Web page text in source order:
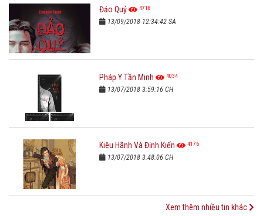
Đảo Quỷ 4718
13/09/2018 12:34:42 SA
Pháp Y Tần Minh 4034
13/07/2018 3:59:16 CH
Kiêu Hãnh Và Định Kiến 4176
13/07/2018 3:48:06 CH
Xem thêm nhiều tin khác